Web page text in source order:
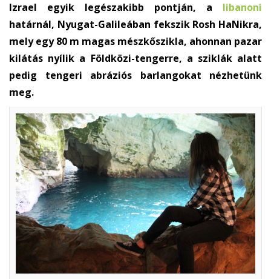
Izrael egyik legészakibb pontján, a libanoni
határnál, Nyugat-Galileában fekszik Rosh HaNikra,
mely egy 80 m magas mészkőszikla, ahonnan pazar
kilátás nyílik a Földközi-tengerre, a sziklák alatt
pedig tengeri abráziós barlangokat nézhetünk
meg.